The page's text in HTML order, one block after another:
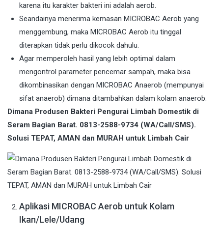
karena itu karakter bakteri ini adalah aerob.
Seandainya menerima kemasan MICROBAC Aerob yang
menggembung, maka MICROBAC Aerob itu tinggal
diterapkan tidak perlu dikocok dahulu.
Agar memperoleh hasil yang lebih optimal dalam
mengontrol parameter pencemar sampah, maka bisa
dikombinasikan dengan MICROBAC Anaerob (mempunyai
sifat anaerob) dimana ditambahkan dalam kolam anaerob.
Dimana Produsen Bakteri Pengurai Limbah Domestik di
Seram Bagian Barat. 0813-2588-9734 (WA/Call/SMS).
Solusi TEPAT, AMAN dan MURAH untuk Limbah Cair
Aplikasi MICROBAC Aerob untuk Kolam
Ikan/Lele/Udang